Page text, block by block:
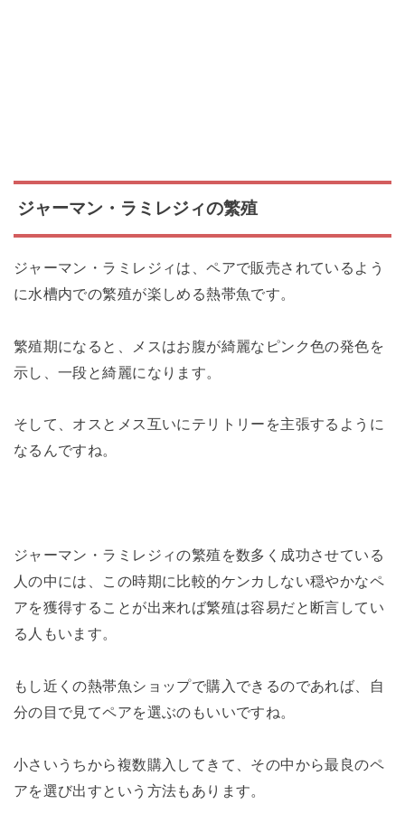
ジャーマン・ラミレジィの繁殖
ジャーマン・ラミレジィは、ペアで販売されているよう
に水槽内での繁殖が楽しめる熱帯魚です。
繁殖期になると、メスはお腹が綺麗なピンク色の発色を
示し、一段と綺麗になります。
そして、オスとメス互いにテリトリーを主張するように
なるんですね。
ジャーマン・ラミレジィの繁殖を数多く成功させている
人の中には、この時期に比較的ケンカしない穏やかなペ
アを獲得することが出来れば繁殖は容易だと断言してい
る人もいます。
もし近くの熱帯魚ショップで購入できるのであれば、自
分の目で見てペアを選ぶのもいいですね。
小さいうちから複数購入してきて、その中から最良のペ
アを選び出すという方法もあります。